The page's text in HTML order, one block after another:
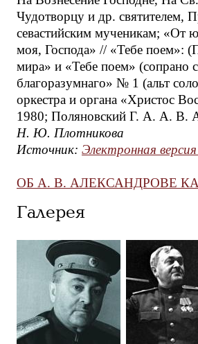
Чудотворцу и др. святителем,
севастийским мученикам; «От
моя, Господа» // «Тебе поем»:
мира» и «Тебе поем» (сопрано
благоразумнаго» № 1 (альт
оркестра и органа «Христос
1980; Поляновский Г. А. А. В.
Н. Ю. Плотникова
Источник: Электронная
ОБ А. В. АЛЕКСАНДРОВЕ
Галерея